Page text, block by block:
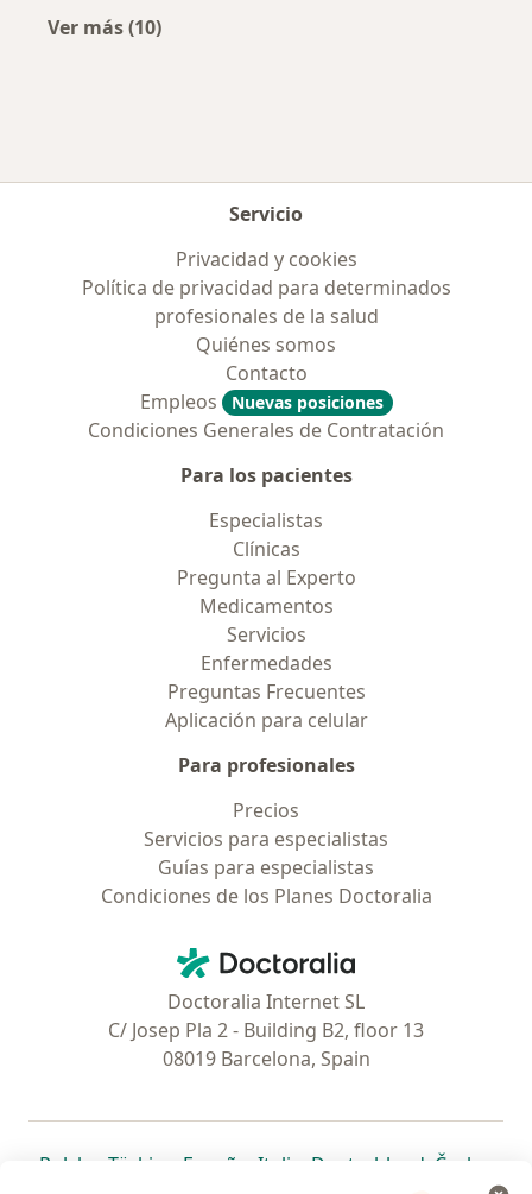
Ver más (10)
Servicio
Privacidad y cookies
Política de privacidad para determinados
profesionales de la salud
Quiénes somos
Contacto
Empleos
Nuevas posiciones
Condiciones Generales de Contratación
Para los pacientes
Especialistas
Clínicas
Pregunta al Experto
Medicamentos
Servicios
Enfermedades
Preguntas Frecuentes
Aplicación para celular
Para profesionales
Precios
Servicios para especialistas
Guías para especialistas
Condiciones de los Planes Doctoralia
Doctoralia - Página de inicio
Doctoralia Internet SL
C/ Josep Pla 2 - Building B2, floor 13
08019 Barcelona, Spain
Polska se abre en una nueva pestaña
Türkiye se abre en una nueva pestaña
España se abre en una nueva pestaña
Italia se abre en una nueva
Deutschlandse abre en
Česko